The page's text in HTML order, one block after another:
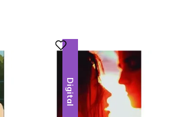
Digital